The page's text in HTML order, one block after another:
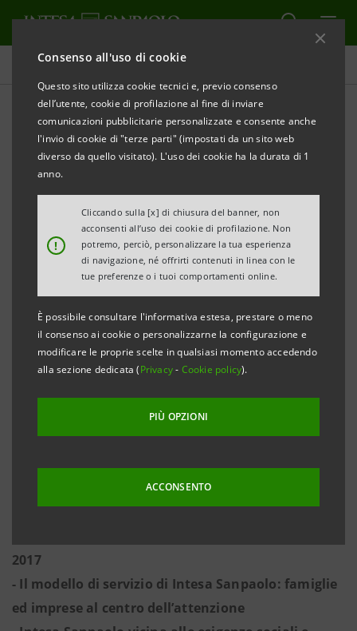
Consenso all'uso di cookie
Questo sito utilizza cookie tecnici e, previo consenso
dell’utente, cookie di profilazione al fine di inviare
comunicazioni pubblicitarie personalizzate e consente anche
l'invio di cookie di "terze parti" (impostati da un sito web
diverso da quello visitato). L'uso dei cookie ha la durata di 1
anno.
!
Cliccando sulla [x] di chiusura del banner, non
acconsenti all’uso dei cookie di profilazione. Non
potremo, perciò, personalizzare la tua esperienza
di navigazione, né offrirti contenuti in linea con le
tue preferenze o i tuoi comportamenti online.
È possibile consultare l'informativa estesa, prestare o meno
il consenso ai cookie o personalizzarne la configurazione e
modificare le proprie scelte in qualsiasi momento accedendo
alla sezione dedicata (Privacy- Cookie policy).
PIÙ OPZIONI
ACCONSENTO
Comunicati stampa
STAMPA AGGIORNA
COMUNICATO STAMPA
INTESA SANPAOLO: IL NUOVO GRUPPO NEL
INTEGRAZIONE E STRATEGIA DI SVILUPPO
- Banca Popolare di Vicenza e Veneto Banca sono
oggi Intesa Sanpaolo
- Nuova Direzione Regionale di Intesa Sanpaolo
- Da subito avvio all’integrazione
- Riparte il credito all’economia del territorio: 5
ulteriori miliardi per le imprese
- Intesa Sanpaolo impiega in Veneto più di quanto
- Oltre 1,2 miliardi di credito già erogati in
2017
- Il modello di servizio di Intesa Sanpaolo: famiglie
ed imprese al centro dell’attenzione